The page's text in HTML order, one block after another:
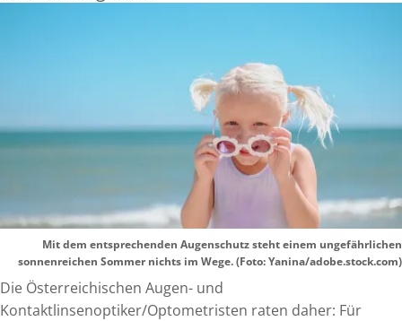
Mit dem entsprechenden Augenschutz steht einem ungefährlichen
sonnenreichen Sommer nichts im Wege. (Foto: Yanina/adobe.stock.com)
Die Österreichischen Augen- und
Kontaktlinsenoptiker/Optometristen raten daher: Für